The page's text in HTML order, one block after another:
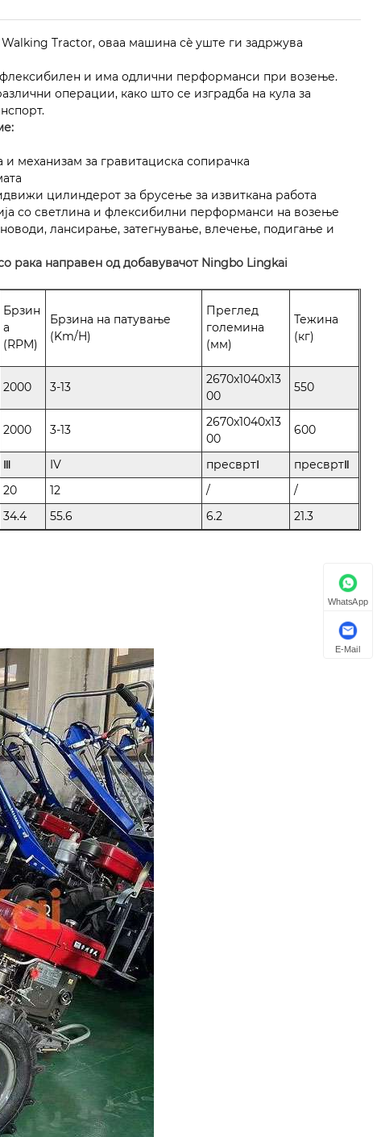
Tractor, оваа машина сè уште ги задржува
флексибилен и има одлични перформанси при возење.
операции, како што се изградба на кула за
механизам за гравитациска сопирачка
цилиндерот за брусење за извиткана работа
со светлина и флексибилни перформанси на возење
лансирање, затегнување, влечење, подигање и
рака направен од добавувачот Ningbo Lingkai
Брзин
а
(RPM)
Брзина на патување
(Km/H)
Преглед
големина
(мм)
Тежина
(кг)
2000 3-13
2670x1040x13
00
550
2000 3-13
2670x1040x13
00
600
Ⅲ IV пресвртⅠ
пресвртⅡ
20 12 /
/
34.4 55.6 6.2 21.3
WhatsApp
E-Mail